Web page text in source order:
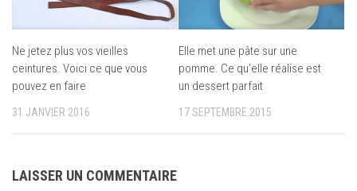
Ne jetez plus vos vieilles
ceintures. Voici ce que vous
pouvez en faire
31 JANVIER 2016
Elle met une pâte sur une
pomme. Ce qu’elle réalise est
un dessert parfait
17 SEPTEMBRE 2015
LAISSER UN COMMENTAIRE